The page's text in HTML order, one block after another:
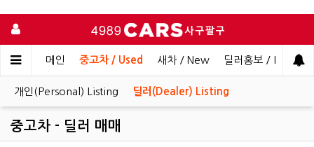
메인 중고차 / Used 새차 / New 딜러홍보 / Dealer
개인(Personal) Listing 딜러(Dealer) Listing
중고차 - 딜러 매매